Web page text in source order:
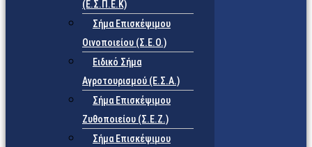
(Ε.Σ.Π.Ε.Κ)
Σήμα Επισκέψιμου
Οινοποιείου (Σ.Ε.Ο.)
Ειδικό Σήμα
Αγροτουρισμού (Ε.Σ.Α.)
Σήμα Επισκέψιμου
Ζυθοποιείου (Σ.Ε.Ζ.)
Σήμα Επισκέψιμου